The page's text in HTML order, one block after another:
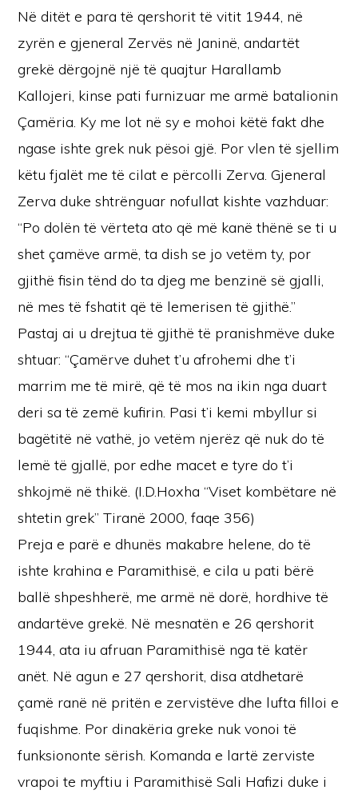
Në ditët e para të qershorit të vitit 1944, në
zyrën e gjeneral Zervës në Janinë, andartët
grekë dërgojnë një të quajtur Harallamb
Kallojeri, kinse pati furnizuar me armë batalionin
Çamëria. Ky me lot në sy e mohoi këtë fakt dhe
ngase ishte grek nuk pësoi gjë. Por vlen të sjellim
këtu fjalët me të cilat e përcolli Zerva. Gjeneral
Zerva duke shtrënguar nofullat kishte vazhduar:
“Po dolën të vërteta ato që më kanë thënë se ti u
shet çamëve armë, ta dish se jo vetëm ty, por
gjithë fisin tënd do ta djeg me benzinë së gjalli,
në mes të fshatit që të lemerisen të gjithë.”
Pastaj ai u drejtua të gjithë të pranishmëve duke
shtuar: “Çamërve duhet t’u afrohemi dhe t’i
marrim me të mirë, që të mos na ikin nga duart
deri sa të zemë kufirin. Pasi t’i kemi mbyllur si
bagëtitë në vathë, jo vetëm njerëz që nuk do të
lemë të gjallë, por edhe macet e tyre do t’i
shkojmë në thikë. (I.D.Hoxha “Viset kombëtare në
shtetin grek” Tiranë 2000, faqe 356)
Preja e parë e dhunës makabre helene, do të
ishte krahina e Paramithisë, e cila u pati bërë
ballë shpeshherë, me armë në dorë, hordhive të
andartëve grekë. Në mesnatën e 26 qershorit
1944, ata iu afruan Paramithisë nga të katër
anët. Në agun e 27 qershorit, disa atdhetarë
çamë ranë në pritën e zervistëve dhe lufta filloi e
fuqishme. Por dinakëria greke nuk vonoi të
funksiononte sërish. Komanda e lartë zerviste
vrapoi te myftiu i Paramithisë Sali Hafizi duke i